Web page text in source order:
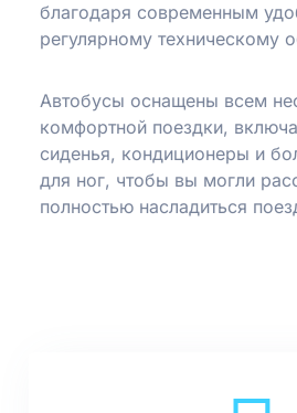
благодаря современным
регулярному техническому
Автобусы оснащены всем
комфортной поездки,
сиденья, кондиционеры и
для ног, чтобы вы могли
полностью насладиться